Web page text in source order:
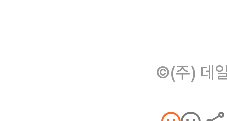
©(주) 데